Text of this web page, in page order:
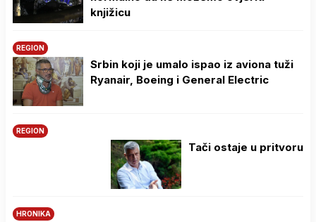
knjižicu
REGION
Srbin koji je umalo ispao iz aviona tuži
Ryanair, Boeing i General Electric
REGION
Tači ostaje u pritvoru
HRONIKA